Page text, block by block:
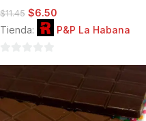
$11.45 $6.50
Tienda:
P&P La Habana
5